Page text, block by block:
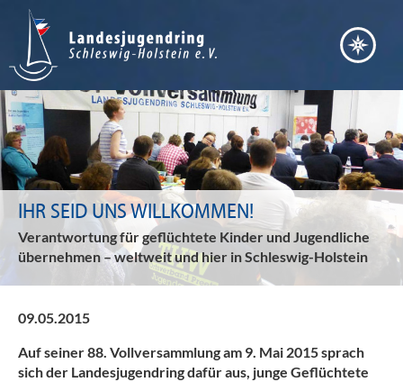
IHR SEID UNS WILLKOMMEN!
Verantwortung für geflüchtete Kinder und Jugendliche
übernehmen – weltweit und hier in Schleswig-Holstein
09.05.2015
Auf seiner 88. Vollversammlung am 9. Mai 2015 sprach
sich der Landesjugendring dafür aus, junge Geflüchtete